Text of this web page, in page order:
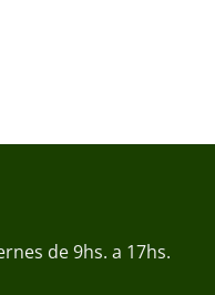
de 9hs. a 17hs.